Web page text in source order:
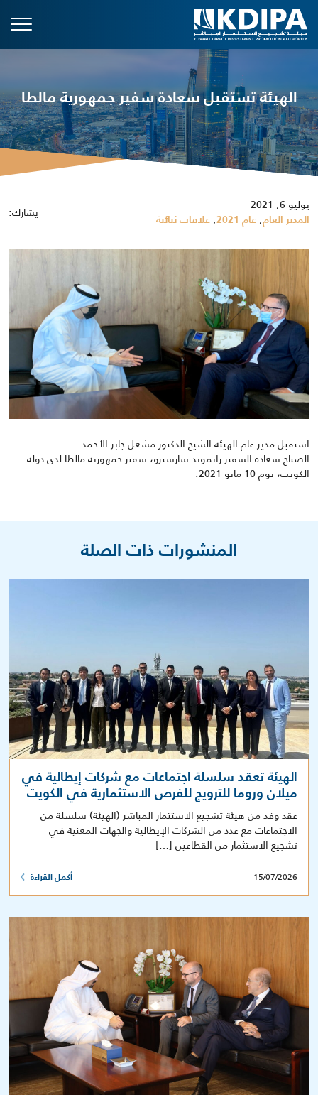
الهيئة تستقبل سعادة سفير جمهورية مالطا
يوليو 6, 2021
المدير العام, عام 2021 , علاقات ثنائية يشارك:
استقبل مدير عام الهيئة الشيخ الدكتور مشعل جابر الأحمد
الصباح سعادة السفير رايموند سارسيرو، سفير جمهورية مالطا لدى دولة
الكويت، يوم 10 مايو
المنشورات ذات الصلة
الهيئة تعقد سلسلة اجتماعات مع شركات إيطالية في
ميلان وروما للترويج للفرص الاستثمارية في الكويت
عقد وفد من هيئة تشجيع الاستثمار المباشر (الهيئة) سلسلة من
الاجتماعات مع عدد من الشركات الإيطالية والجهات المعنية في
تشجيع الاستثمار من القطاعين […]
15/07/2026 أكمل القراءة